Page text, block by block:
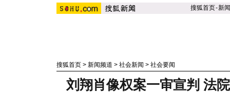
搜狐首页-新闻
搜狐首页 > 新闻频道 > 社会新闻 > 社会要闻
刘翔肖像权案一审宣判 法